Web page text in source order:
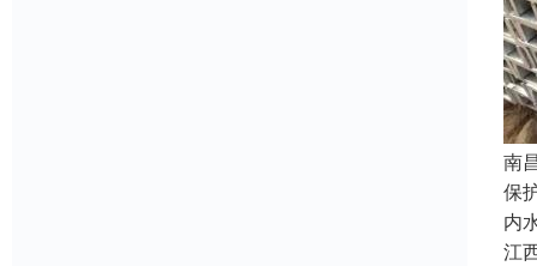
南
保
内
江